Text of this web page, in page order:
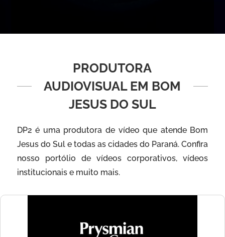
PRODUTORA
AUDIOVISUAL EM BOM
JESUS DO SUL
DP2 é uma produtora de vídeo que atende Bom
Jesus do Sul e todas as cidades do Paraná. Confira
nosso portólio de vídeos corporativos, vídeos
institucionais e muito mais.